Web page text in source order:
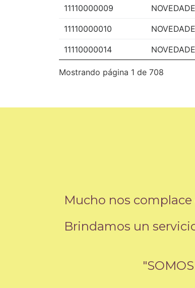
11110000009
11110000010
11110000014
Mostrando página 1 de 708
Mucho nos
Brindamos un